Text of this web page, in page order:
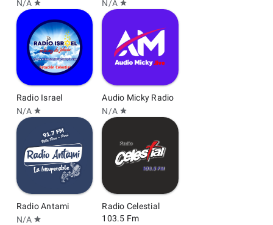
N/A star N/A star
Radio Israel
N/A star
Audio Micky Radio
N/A star
Radio Antami
N/A star
Radio Celestial
103.5 Fm